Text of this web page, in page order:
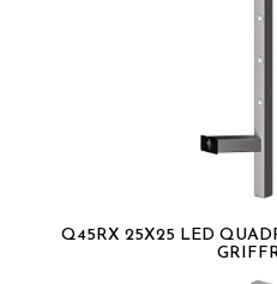
Q45RX 25X25 LED